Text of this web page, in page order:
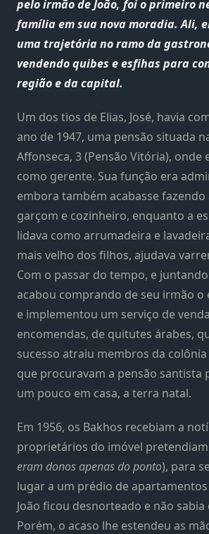
pelo irmão de João, foi o primeiro
família em sua nova moradia. Ali,
uma trajetória no ramo da
vendendo quibes e esfihas para
região e da capital.
Um dos tios de Elias, José, havia
ano de 1947, uma pensão situada
Affonseca, 3 (Pensão Vitória), onde
como gerente. Sua função era
embora também acabasse fazendo
garçom e cozinheiro, enquanto a
lidava como arrumadeira e
mais velho dos filhos, ajudava
Com o passar do tempo, e
acabou comprando de seu irmão o
e implementou um serviço de
encomendas, de quitutes árabes,
sucesso atraiu membros da
que procuravam a pensão santista
um pouco em casa, a terra natal.
Em 1956, os Bakhos recebiam a
proprietários do imóvel pretendiam
eram donos apenas do ponto), para
lugar a um prédio de
João ficou desnorteado e não sabia
Porém, o acaso lhe estendeu as